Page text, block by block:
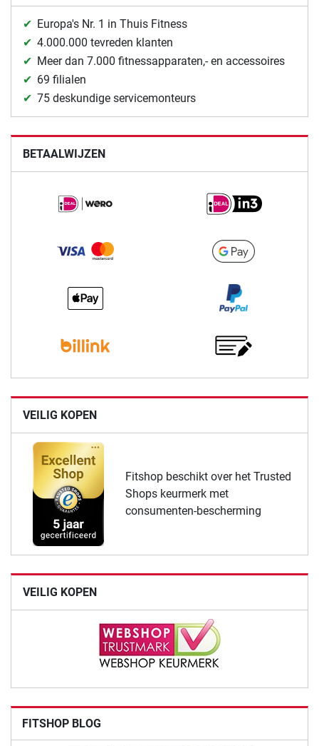
Europa's Nr. 1 in Thuis Fitness
4.000.000 tevreden klanten
Meer dan 7.000 fitnessapparaten,- en accessoires
69 filialen
75 deskundige servicemonteurs
BETAALWIJZEN
VEILIG KOPEN
Fitshop beschikt over het Trusted
Shops keurmerk met
consumenten-bescherming
VEILIG KOPEN
FITSHOP BLOG